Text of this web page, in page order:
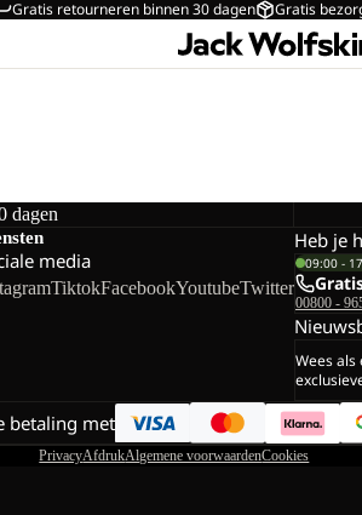
Gratis retourneren binnen 30 dagen Gratis
dagen
media
TiktokFacebookYoutubeTwitter
Heb je
09:00 -
00800 -
Wees als
betaling met
PrivacyAfdrukAlgemene voorwaardenCookies